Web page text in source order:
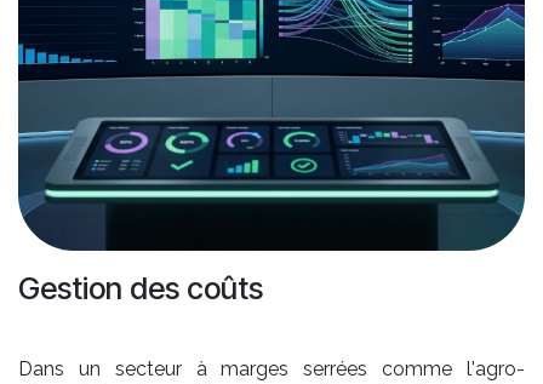
Gestion des coûts
Dans un secteur à marges serrées comme l'agro-